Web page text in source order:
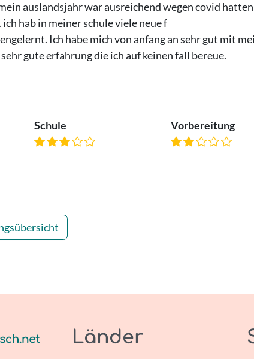
auslandsjahr war ausreichend wegen covid
hab in meiner schule viele neue f
Ich habe mich von anfang an sehr gut mit
gute erfahrung die ich auf keinen fall bereue.
Schule Vorbereitung
Länder